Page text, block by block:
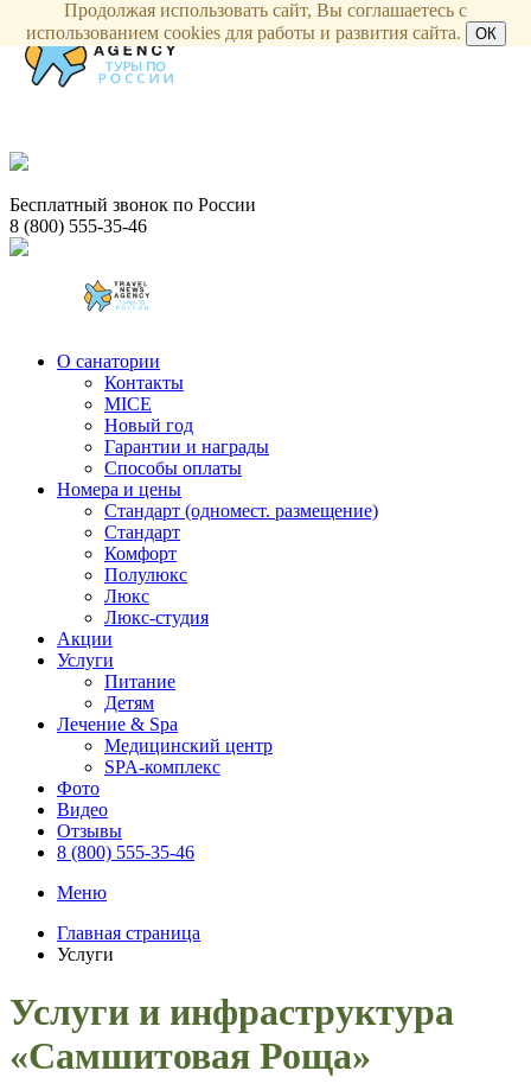
Бесплатный звонок по России
8 (800) 555-35-46
О санатории
Контакты
MICE
Новый год
Гарантии и награды
Способы оплаты
Номера и цены
Стандарт (одномест. размещение)
Стандарт
Комфорт
Полулюкс
Люкс
Люкс-студия
Акции
Услуги
Питание
Детям
Лечение & Spa
Медицинский центр
SPA-комплекс
Фото
Видео
Отзывы
8 (800) 555-35-46
Меню
Главная страница
Услуги
Услуги и инфраструктура
«Самшитовая Роща»
Продолжая использовать сайт, Вы соглашаетесь с
использованием cookies для работы и развития сайта.
ОК